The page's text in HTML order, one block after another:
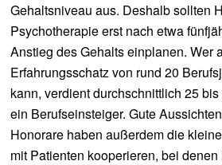
Gehaltsniveau aus. Deshalb sollten
Psychotherapie erst nach etwa
Anstieg des Gehalts einplanen. Wer
Erfahrungsschatz von rund 20
kann, verdient durchschnittlich 25
ein Berufseinsteiger. Gute
Honorare haben außerdem die
mit Patienten kooperieren, bei